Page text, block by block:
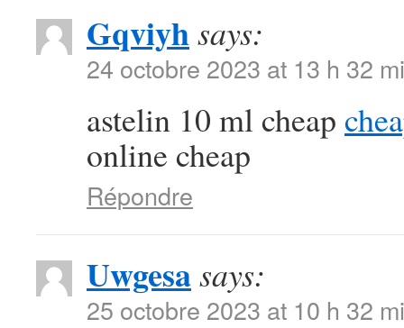
Gqviyhsays:
24 octobre 2023 at 13 h 32
astelin 10 ml cheap
online cheap
Répondre
Uwgesasays:
25 octobre 2023 at 10 h 32